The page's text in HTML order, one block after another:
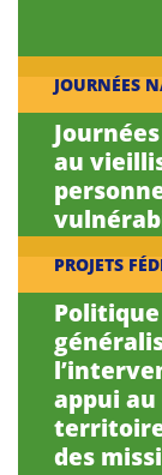
JOURNÉES
au
PROJETS
appui
des